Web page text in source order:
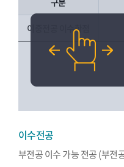
이중전공 이수학점
이수전공
부전공 이수 가능 전공 (부전